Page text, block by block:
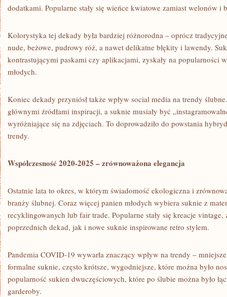
dodatkami. Popularne stały się wieńce kwiatowe zamiast welonów i
Kolorystyka tej dekady była bardziej różnorodna – oprócz
nude, beżowe, pudrowy róż, a nawet delikatne błękity i lawendy.
kontrastującymi paskami czy aplikacjami, zyskały na popularności
młodych.
Koniec dekady przyniósł także wpływ social media na trendy
głównymi źródłami inspiracji, a suknie musiały być
wyróżniające się na zdjęciach. To doprowadziło do powstania
trendy.
Współczesność 2020-2025 – zrównoważona elegancja
Ostatnie lata to okres, w którym świadomość ekologiczna i
branży ślubnej. Coraz więcej panien młodych wybiera suknie z
recyklingowanych lub fair trade. Popularne stały się kreacje
poprzednich dekad, jak i nowe suknie inspirowane retro stylem.
Pandemia COVID-19 wywarła znaczący wpływ na trendy –
formalne suknie, często krótsze, wygodniejsze, które można było
popularność sukien dwuczęściowych, które po ślubie można było
garderoby.